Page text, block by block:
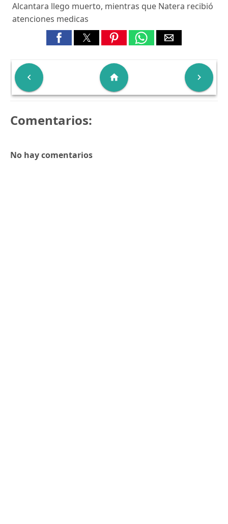
Alcantara llego muerto, mientras que Natera recibió
atenciones medicas
 
home
Comentarios:
No hay comentarios